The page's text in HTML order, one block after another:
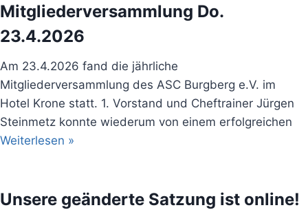
Mitgliederversammlung Do.
23.4.2026
Am 23.4.2026 fand die jährliche
Mitgliederversammlung des ASC Burgberg e.V. im
Hotel Krone statt. 1. Vorstand und Cheftrainer Jürgen
Steinmetz konnte wiederum von einem erfolgreichen
Weiterlesen »
Unsere geänderte Satzung ist online!